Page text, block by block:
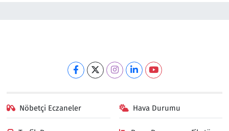
Nöbetçi Eczaneler Hava Durumu